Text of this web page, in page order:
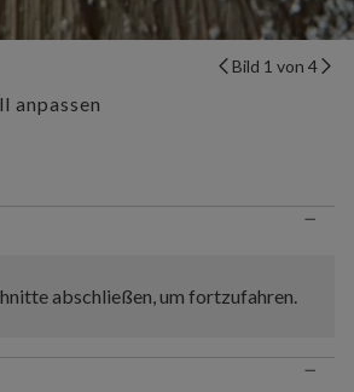
Bild 1 von 4
anpassen
−
abschließen, um fortzufahren.
−